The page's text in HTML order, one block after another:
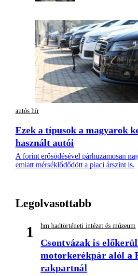
autós hír
Ezek a típusok a magyarok
használt autói
A forint erősödésével párhuzamosan
emiatt mérséklődődött a piaci árszint is.
Legolvasottabb
1 hm hadtörténeti intézet és múzeum
Csontvázak is
motorkerékpár alól a
rakpartnál